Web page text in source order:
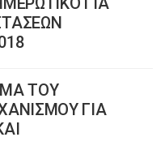
ΤΟΥ
ΓΙΑ